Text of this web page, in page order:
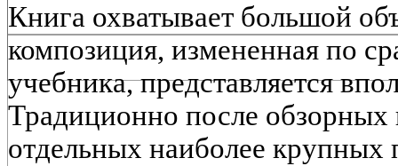
Книга охватывает большой
композиция, измененная по
учебника, представляется
Традиционно после обзорных
отдельных наиболее крупных